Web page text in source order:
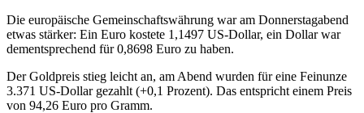
Die europäische Gemeinschaftswährung war am Donnerstagabend
etwas stärker: Ein Euro kostete 1,1497 US-Dollar, ein Dollar war
dementsprechend für 0,8698 Euro zu haben.
Der Goldpreis stieg leicht an, am Abend wurden für eine Feinunze
3.371 US-Dollar gezahlt (+0,1 Prozent). Das entspricht einem Preis
von 94,26 Euro pro Gramm.